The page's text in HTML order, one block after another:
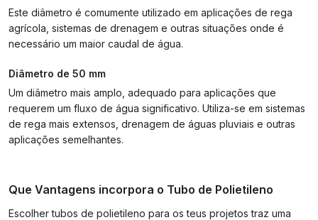
Este diâmetro é comumente utilizado em aplicações de rega
agrícola, sistemas de drenagem e outras situações onde é
necessário um maior caudal de água.
Diâmetro de 50 mm
Um diâmetro mais amplo, adequado para aplicações que
requerem um fluxo de água significativo. Utiliza-se em sistemas
de rega mais extensos, drenagem de águas pluviais e outras
aplicações semelhantes.
Que Vantagens incorpora o Tubo de Polietileno
Escolher tubos de polietileno para os teus projetos traz uma